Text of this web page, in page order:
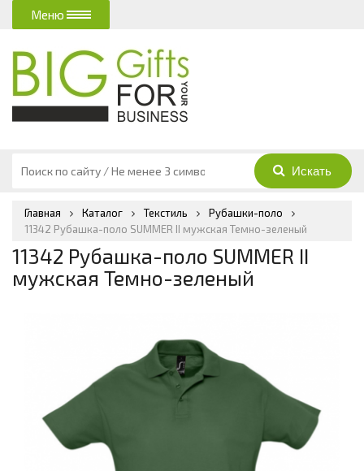
Меню
Главная Каталог Текстиль
Рубашки-поло
11342 Рубашка-поло SUMMER II мужская Темно-зеленый
11342 Рубашка-поло SUMMER II
мужская Темно-зеленый